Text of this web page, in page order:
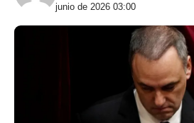
junio de 2026 03:00